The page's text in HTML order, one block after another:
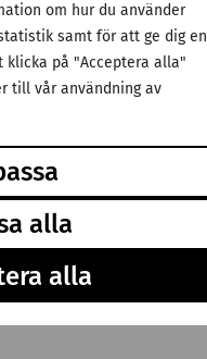
om hur du använder
samt för att ge dig en
klicka på "Acceptera alla"
till vår användning av
alla
alla
2025